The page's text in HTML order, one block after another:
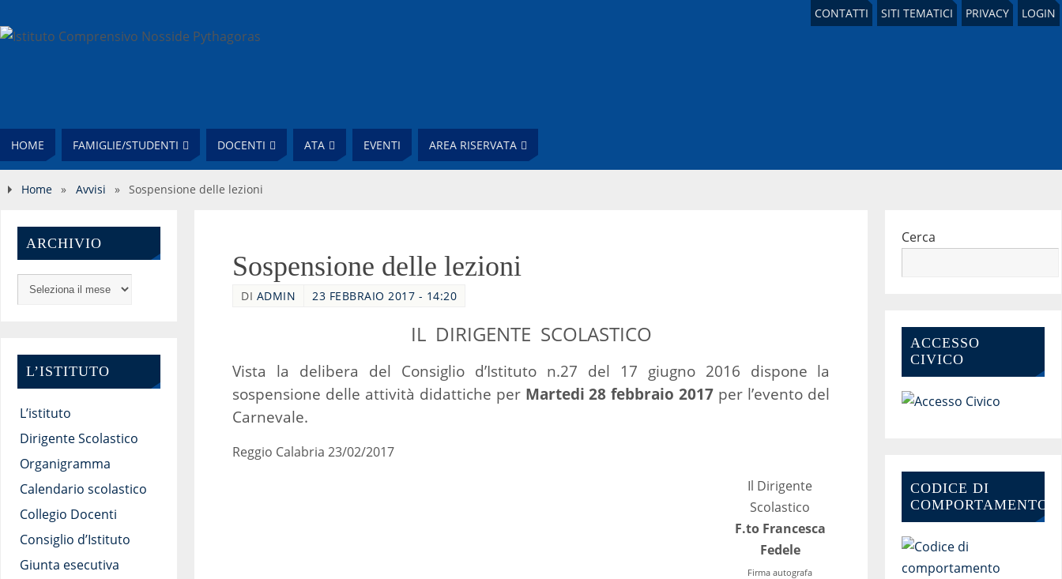
CONTATTI SITI TEMATICI PRIVACY LOGIN
HOME FAMIGLIE/STUDENTI DOCENTI ATA EVENTI AREA RISERVATA
Home » Avvisi » Sospensione delle lezioni
Sospensione delle lezioni
DI ADMIN 23 FEBBRAIO 2017 - 14:20
IL DIRIGENTE SCOLASTICO
Vista la delibera del Consiglio d’Istituto n.27 del 17 giugno 2016 dispone la
sospensione delle attività didattiche per Martedi 28 febbraio 2017 per l’evento del
Carnevale.
Reggio Calabria 23/02/2017
Il Dirigente
Scolastico
F.to Francesca
Fedele
Firma autografa
ARCHIVIO
L’ISTITUTO
L’istituto
Dirigente Scolastico
Organigramma
Calendario scolastico
Collegio Docenti
Consiglio d’Istituto
Giunta esecutiva
Cerca
ACCESSO
CIVICO
CODICE DI
COMPORTAMENTO